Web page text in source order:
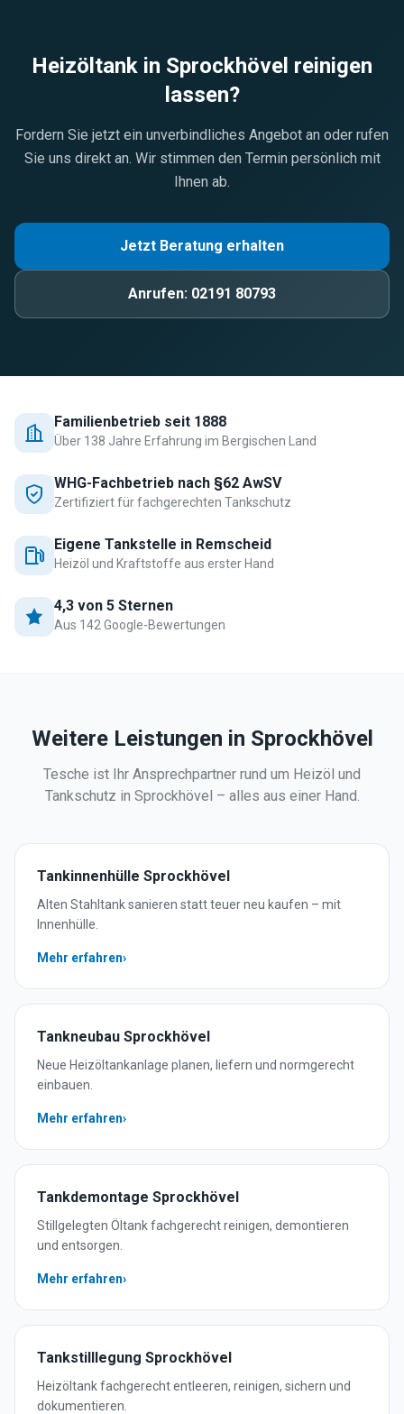
Heizöltank in Sprockhövel reinigen
lassen?
Fordern Sie jetzt ein unverbindliches Angebot an oder rufen
Sie uns direkt an. Wir stimmen den Termin persönlich mit
Ihnen ab.
Jetzt Beratung erhalten
Anrufen: 02191 80793
Familienbetrieb seit 1888
Über 138 Jahre Erfahrung im Bergischen Land
WHG-Fachbetrieb nach §62 AwSV
Zertifiziert für fachgerechten Tankschutz
Eigene Tankstelle in Remscheid
Heizöl und Kraftstoffe aus erster Hand
4,3 von 5 Sternen
Aus 142 Google-Bewertungen
Weitere Leistungen in Sprockhövel
Tesche ist Ihr Ansprechpartner rund um Heizöl und
Tankschutz in Sprockhövel – alles aus einer Hand.
Tankinnenhülle Sprockhövel
Alten Stahltank sanieren statt teuer neu kaufen – mit
Innenhülle.
Mehr erfahren›
Tankneubau Sprockhövel
Neue Heizöltankanlage planen, liefern und normgerecht
einbauen.
Mehr erfahren›
Tankdemontage Sprockhövel
Stillgelegten Öltank fachgerecht reinigen, demontieren
und entsorgen.
Mehr erfahren›
Tankstilllegung Sprockhövel
Heizöltank fachgerecht entleeren, reinigen, sichern und
dokumentieren.